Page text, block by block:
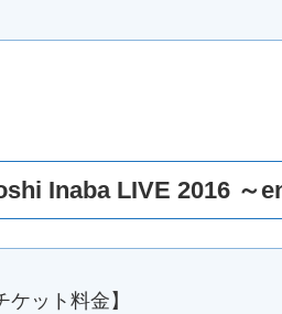
Inaba LIVE 2016 ～
ケット料金】